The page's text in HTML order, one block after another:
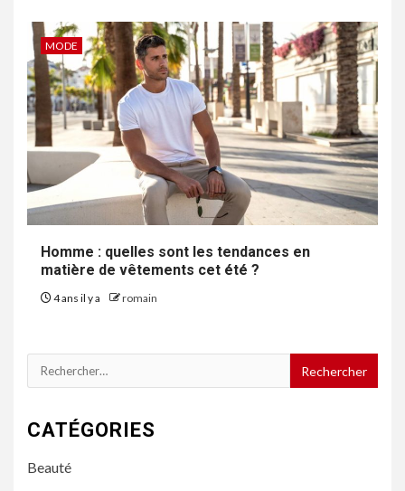
MODE
Homme : quelles sont les tendances en
matière de vêtements cet été ?
4 ans il y a romain
Rechercher :
CATÉGORIES
Beauté